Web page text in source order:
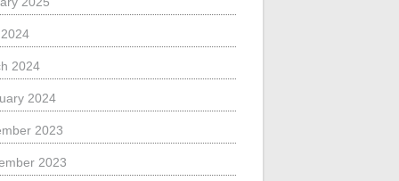
2024
2024
2023
2023